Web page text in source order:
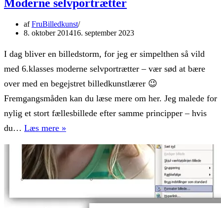
Moderne selvportrætter
afFruBilledkunst
8. oktober 201416. september 2023
I dag bliver en billedstorm, for jeg er simpelthen så vild
med 6.klasses moderne selvportrætter – vær sød at bære
over med en begejstret billedkunstlærer 😉
Fremgangsmåden kan du læse mere om her. Jeg malede for
nylig et stort fællesbillede efter samme principper – hvis
du… Læs mere »
selvportrætter